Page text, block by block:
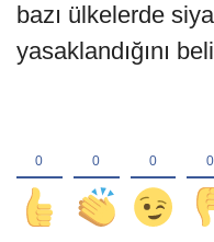
bazı ülkelerde
yasaklandığını